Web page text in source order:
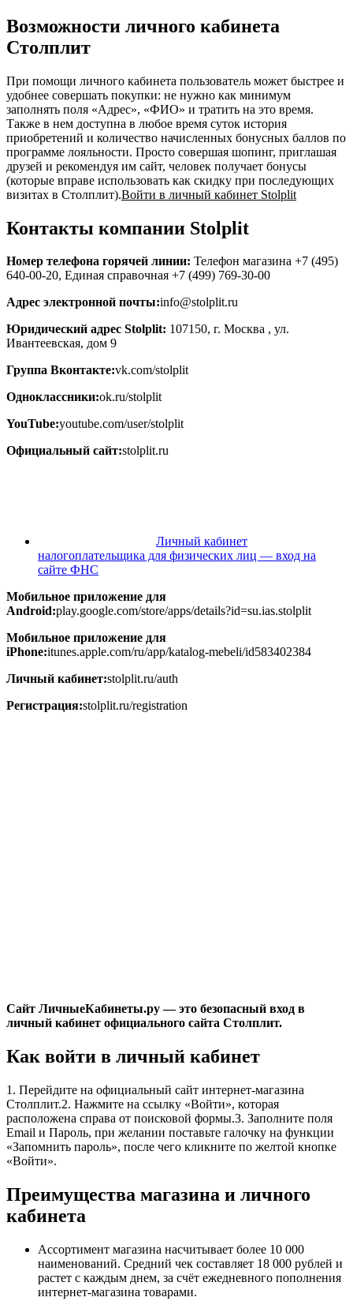
Возможности личного кабинета
Столплит
При помощи личного кабинета пользователь может быстрее и
удобнее совершать покупки: не нужно как минимум
заполнять поля «Адрес», «ФИО» и тратить на это время.
Также в нем доступна в любое время суток история
приобретений и количество начисленных бонусных баллов по
программе лояльности. Просто совершая шопинг, приглашая
друзей и рекомендуя им сайт, человек получает бонусы
(которые вправе использовать как скидку при последующих
визитах в Столплит).Войти в личный кабинет Stolplit
Контакты компании Stolplit
Номер телефона горячей линии: Телефон магазина +7 (495)
640-00-20, Единая справочная +7 (499) 769-30-00
Адрес электронной почты:info@stolplit.ru
Юридический адрес Stolplit: 107150, г. Москва , ул.
Ивантеевская, дом 9
Группа Вконтакте:vk.com/stolplit
Одноклассники:ok.ru/stolplit
YouTube:youtube.com/user/stolplit
Официальный сайт:stolplit.ru
Личный кабинет
налогоплательщика для физических лиц — вход на
сайте ФНС
Мобильное приложение для
Android:play.google.com/store/apps/details?id=su.ias.stolplit
Мобильное приложение для
iPhone:itunes.apple.com/ru/app/katalog-mebeli/id583402384
Личный кабинет:stolplit.ru/auth
Регистрация:stolplit.ru/registration
Сайт ЛичныеКабинеты.ру — это безопасный вход в
личный кабинет официального сайта Столплит.
Как войти в личный кабинет
1. Перейдите на официальный сайт интернет-магазина
Столплит.2. Нажмите на ссылку «Войти», которая
расположена справа от поисковой формы.3. Заполните поля
Email и Пароль, при желании поставьте галочку на функции
«Запомнить пароль», после чего кликните по желтой кнопке
«Войти».
Преимущества магазина и личного
кабинета
Ассортимент магазина насчитывает более 10 000
наименований. Средний чек составляет 18 000 рублей и
растет с каждым днем, за счёт ежедневного пополнения
интернет-магазина товарами.